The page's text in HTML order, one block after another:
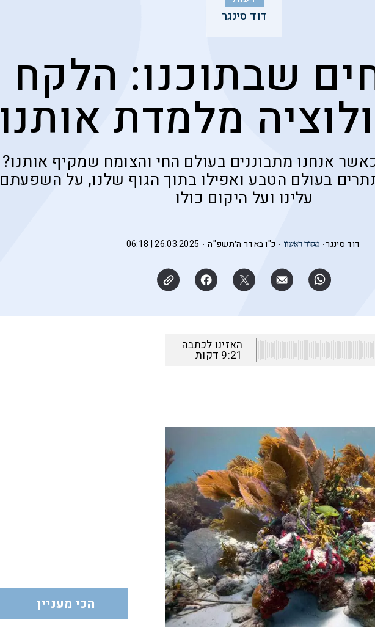
דוד סינגר
שבתוכנו: הלקח
מלמדת אותנו
אנחנו מתבוננים בעולם החי והצומח שמקיף אותנו?
בעולם הטבע ואפילו בתוך הגוף שלנו, על השפעתם
עלינו ועל היקום כולו
דוד סינגר כ"ו באדר ה׳תשפ"ה 26.03.2025 | 06:18
האזינו לכתבה
9:21 דקות
הכי מעניין